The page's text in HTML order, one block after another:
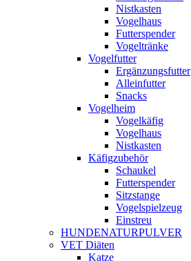
Nistkasten
Vogelhaus
Futterspender
Vogeltränke
Vogelfutter
Ergänzungsfutter
Alleinfutter
Snacks
Vogelheim
Vogelkäfig
Vogelhaus
Nistkasten
Käfigzubehör
Schaukel
Futterspender
Sitzstange
Vogelspielzeug
Einstreu
HUNDENATURPULVER
VET Diäten
Katze